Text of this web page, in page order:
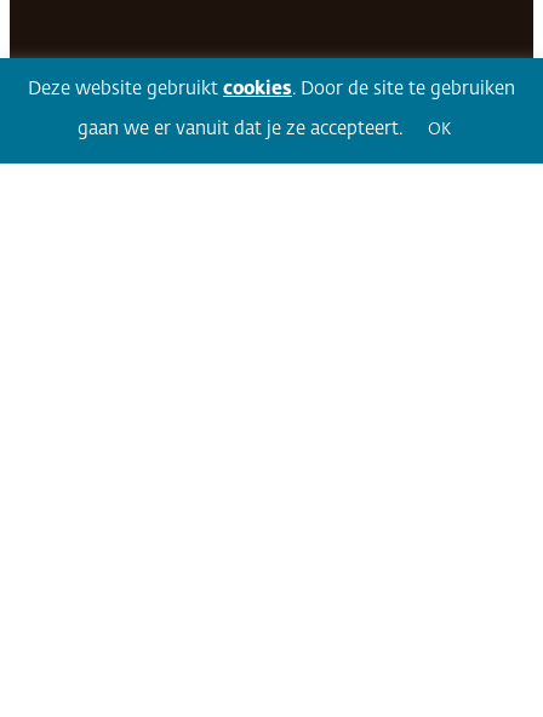
Volg 360Facebook LinkedIn Twitter
Deze website gebruikt cookies. Door de site te gebruiken
gaan we er vanuit dat je ze accepteert. OK